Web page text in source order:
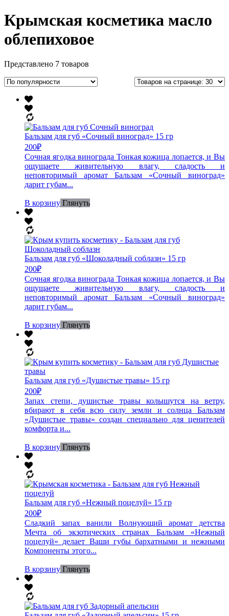
Крымская косметика масло
облепиховое
Представлено 7 товаров
Бальзам для губ «Сочный виноград» 15 гр
200₽
Сочная ягодка винограда Тонкая кожица лопается, и Вы
ощущаете живительную влагу, сладость и
неповторимый аромат Бальзам «Сочный виноград»
дарит губам...
В корзину Глянуть
Бальзам для губ «Шоколадный соблазн» 15 гр
200₽
Сочная ягодка винограда Тонкая кожица лопается, и Вы
ощущаете живительную влагу, сладость и
неповторимый аромат Бальзам «Сочный виноград»
дарит губам...
В корзину Глянуть
Бальзам для губ «Душистые травы» 15 гр
200₽
Запах степи, душистые травы колышутся на ветру,
вбирают в себя всю силу земли и солнца Бальзам
«Душистые травы» создан специально для ценителей
комфорта и...
В корзину Глянуть
Бальзам для губ «Нежный поцелуй» 15 гр
200₽
Сладкий запах ванили Волнующий аромат детства
Мечта об экзотических странах Бальзам «Нежный
поцелуй» делает Ваши губы бархатными и нежными
Компоненты этого...
В корзину Глянуть